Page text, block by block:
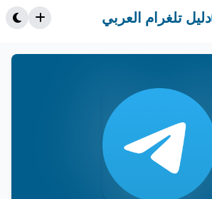
دليل تلغرام العربي